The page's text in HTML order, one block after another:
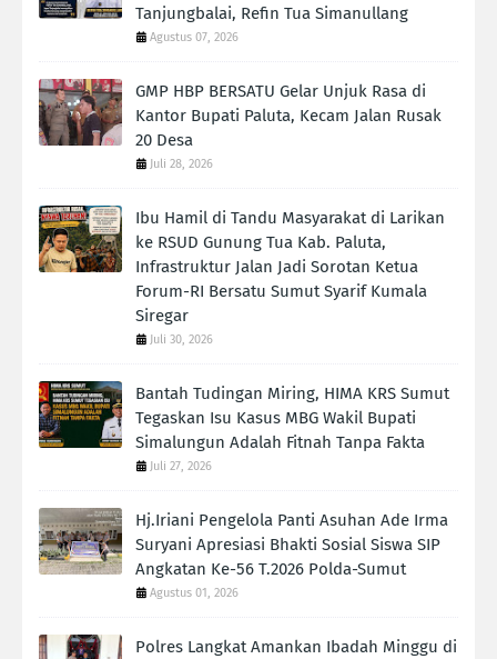
Tanjungbalai, Refin Tua Simanullang
Agustus 07, 2026
GMP HBP BERSATU Gelar Unjuk Rasa di
Kantor Bupati Paluta, Kecam Jalan Rusak
20 Desa
Juli 28, 2026
Ibu Hamil di Tandu Masyarakat di Larikan
ke RSUD Gunung Tua Kab. Paluta,
Infrastruktur Jalan Jadi Sorotan Ketua
Forum-RI Bersatu Sumut Syarif Kumala
Siregar
Juli 30, 2026
Bantah Tudingan Miring, HIMA KRS Sumut
Tegaskan Isu Kasus MBG Wakil Bupati
Simalungun Adalah Fitnah Tanpa Fakta
Juli 27, 2026
Hj.Iriani Pengelola Panti Asuhan Ade Irma
Suryani Apresiasi Bhakti Sosial Siswa SIP
Angkatan Ke-56 T.2026 Polda-Sumut
Agustus 01, 2026
Polres Langkat Amankan Ibadah Minggu di